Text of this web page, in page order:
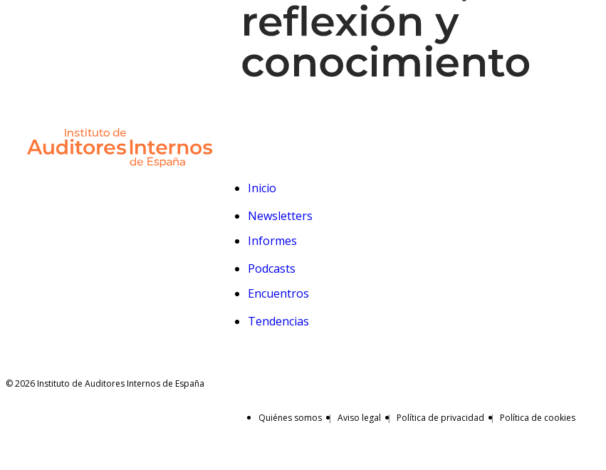
Inicio
Newsletters
Informes
Podcasts
Encuentros
Tendencias
© 2026 Instituto de Auditores Internos de España
Quiénes somos Aviso legal Política de privacidad Política de cookies